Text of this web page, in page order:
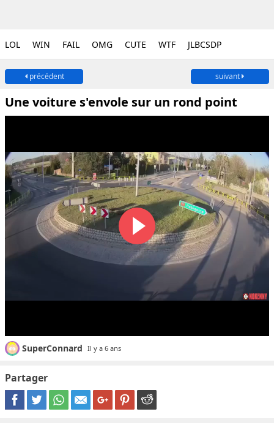
LOL WIN FAIL OMG CUTE WTF JLBCSDP
précédent suivant
Une voiture s'envole sur un rond point
SuperConnard Il y a 6 ans
Partager